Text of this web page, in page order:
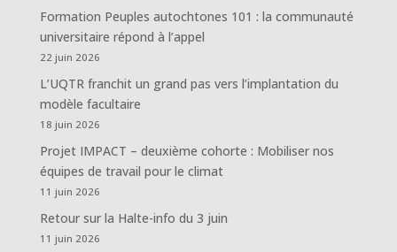
Formation Peuples autochtones 101 : la communauté
universitaire répond à l’appel
22 juin 2026
L’UQTR franchit un grand pas vers l’implantation du
modèle facultaire
18 juin 2026
Projet IMPACT – deuxième cohorte : Mobiliser nos
équipes de travail pour le climat
11 juin 2026
Retour sur la Halte-info du 3 juin
11 juin 2026